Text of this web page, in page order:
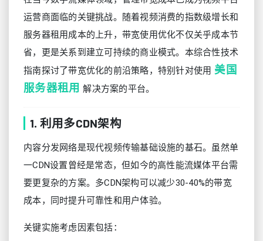
运营商面临的关键挑战。随着视频消费的指数级增长和
服务器租用成本的上升，带宽使用优化不仅关乎成本节
省，更是关系到建立可持续的商业模式。本综合性技术
指南探讨了带宽优化的前沿策略，特别针对使用 美国
服务器租用 解决方案的平台。
1. 利用多CDN架构
内容分发网络是现代视频传输基础设施的基石。虽然单
一CDN设置曾经是常态，但如今的高性能流媒体平台需
要更复杂的方案。多CDN架构可以减少30-40%的带宽
成本，同时提升可靠性和用户体验。
关键实施考虑因素包括：